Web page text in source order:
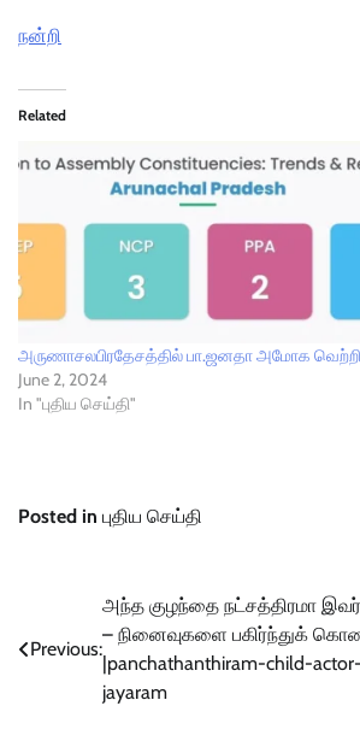
நன்றி
Related
அருணாசலபிரதேசத்தில் பா.ஜனதா அமோக வெற்றி
June 2, 2024
In "புதிய செய்தி"
Posted in புதிய செய்தி
navigation
Previous:
அந்த குழந்தை நட்சத்திரமா
– நினைவுகளை பகிர்ந்துக்
|panchathanthiram-child-
jayaram